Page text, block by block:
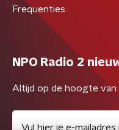
Frequenties
NPO Radio 2
Altijd op de hoogte van